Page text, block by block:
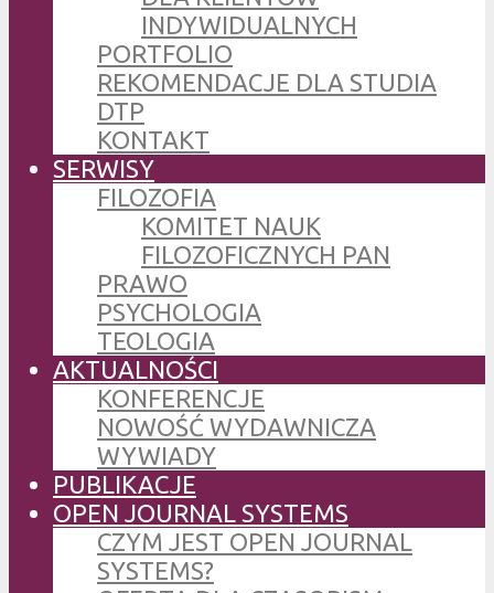
INDYWIDUALNYCH
PORTFOLIO
REKOMENDACJE DLA STUDIA
DTP
KONTAKT
SERWISY
FILOZOFIA
KOMITET NAUK
FILOZOFICZNYCH PAN
PRAWO
PSYCHOLOGIA
TEOLOGIA
AKTUALNOŚCI
KONFERENCJE
NOWOŚĆ WYDAWNICZA
WYWIADY
PUBLIKACJE
OPEN JOURNAL SYSTEMS
CZYM JEST OPEN JOURNAL
SYSTEMS?